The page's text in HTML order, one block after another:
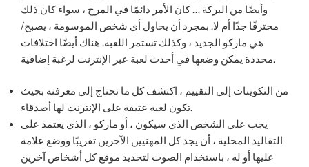
وأيضًا من البركة … كان الأمر دائمًا في المرح ، سواء كان ذلك
محترفًا جدًا أم لا. بمجرد أن يحاول أي شخص الموسومة ، يصبح/
هي ماركو الجديد ، وكذلك تستمر اللعبة. هناك أيضًا اختلافات
محددة يمكن وضعها في أحدث لعبة عبر الإنترنت لرغبة إضافية.
من التكوينات إلى التقييم ، اكتشف كل ما تحتاج إلى معرفته بحيث
تكون لعبة عتيقة على الإنترنت لها أصدقاء.
يجب على الشخص الذي سيكون ، أو ماركو ، الذي يعتمد على
التقاليد المحلية ، أن يجد كل المهنيين الآخرين تقريبًا ووضع علامة
عليها أو له ، باستخدام الصوت لتحديد موقع كل أشخاص آخرين